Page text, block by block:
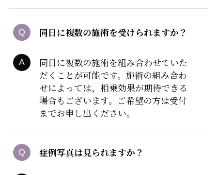
同日に複数の施術を受けられますか？
同日に複数の施術を組み合わせていた
だくことが可能です。施術の組み合わ
せによっては、相乗効果が期待できる
場合もございます。ご希望の方は受付
までお申し出ください。
症例写真は見られますか？